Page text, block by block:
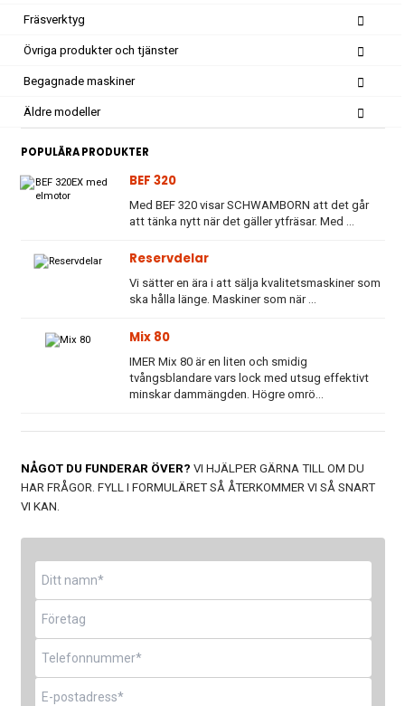
Fräsverktyg
Övriga produkter och tjänster
Begagnade maskiner
Äldre modeller
POPULÄRA PRODUKTER
BEF 320
Med BEF 320 visar SCHWAMBORN att det går
att tänka nytt när det gäller ytfräsar. Med ...
Reservdelar
Vi sätter en ära i att sälja kvalitetsmaskiner som
ska hålla länge. Maskiner som när ...
Mix 80
IMER Mix 80 är en liten och smidig
tvångsblandare vars lock med utsug effektivt
minskar dammängden. Högre omrö...
NÅGOT DU FUNDERAR ÖVER? VI HJÄLPER GÄRNA TILL OM DU
HAR FRÅGOR. FYLL I FORMULÄRET SÅ ÅTERKOMMER VI SÅ SNART
VI KAN.
Namn
Företag
Telefon
E-
post